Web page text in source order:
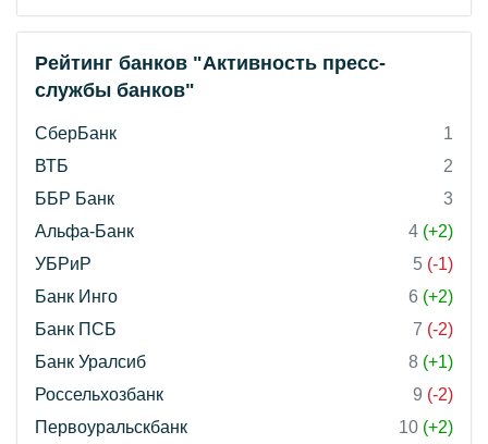
Рейтинг банков "Активность пресс-
службы банков"
СберБанк
1
ВТБ
2
ББР Банк
3
Альфа-Банк
4 (+2)
УБРиР
5 (-1)
Банк Инго
6 (+2)
Банк ПСБ
7 (-2)
Банк Уралсиб
8 (+1)
Россельхозбанк
9 (-2)
Первоуральскбанк
10 (+2)